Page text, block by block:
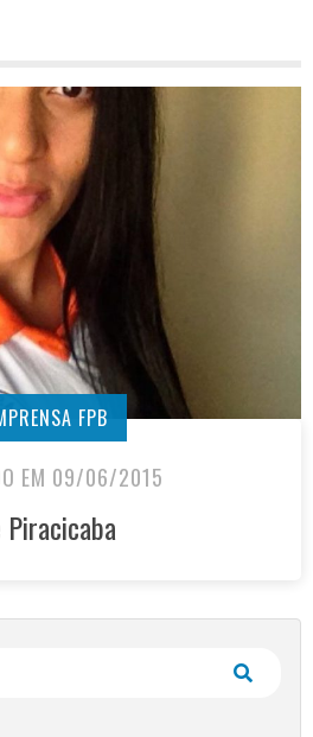
FPB
EM 09/06/2015
Piracicaba